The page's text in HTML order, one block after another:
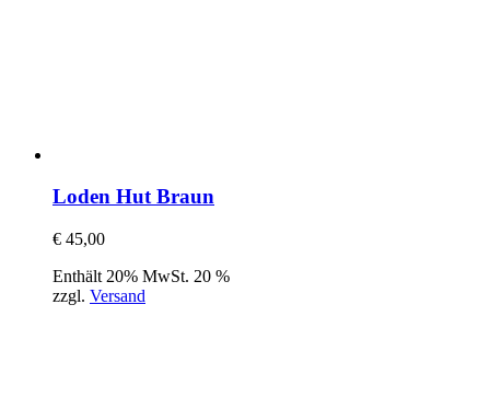
Loden Hut Braun
€ 45,00
Enthält 20% MwSt. 20 %
zzgl. Versand